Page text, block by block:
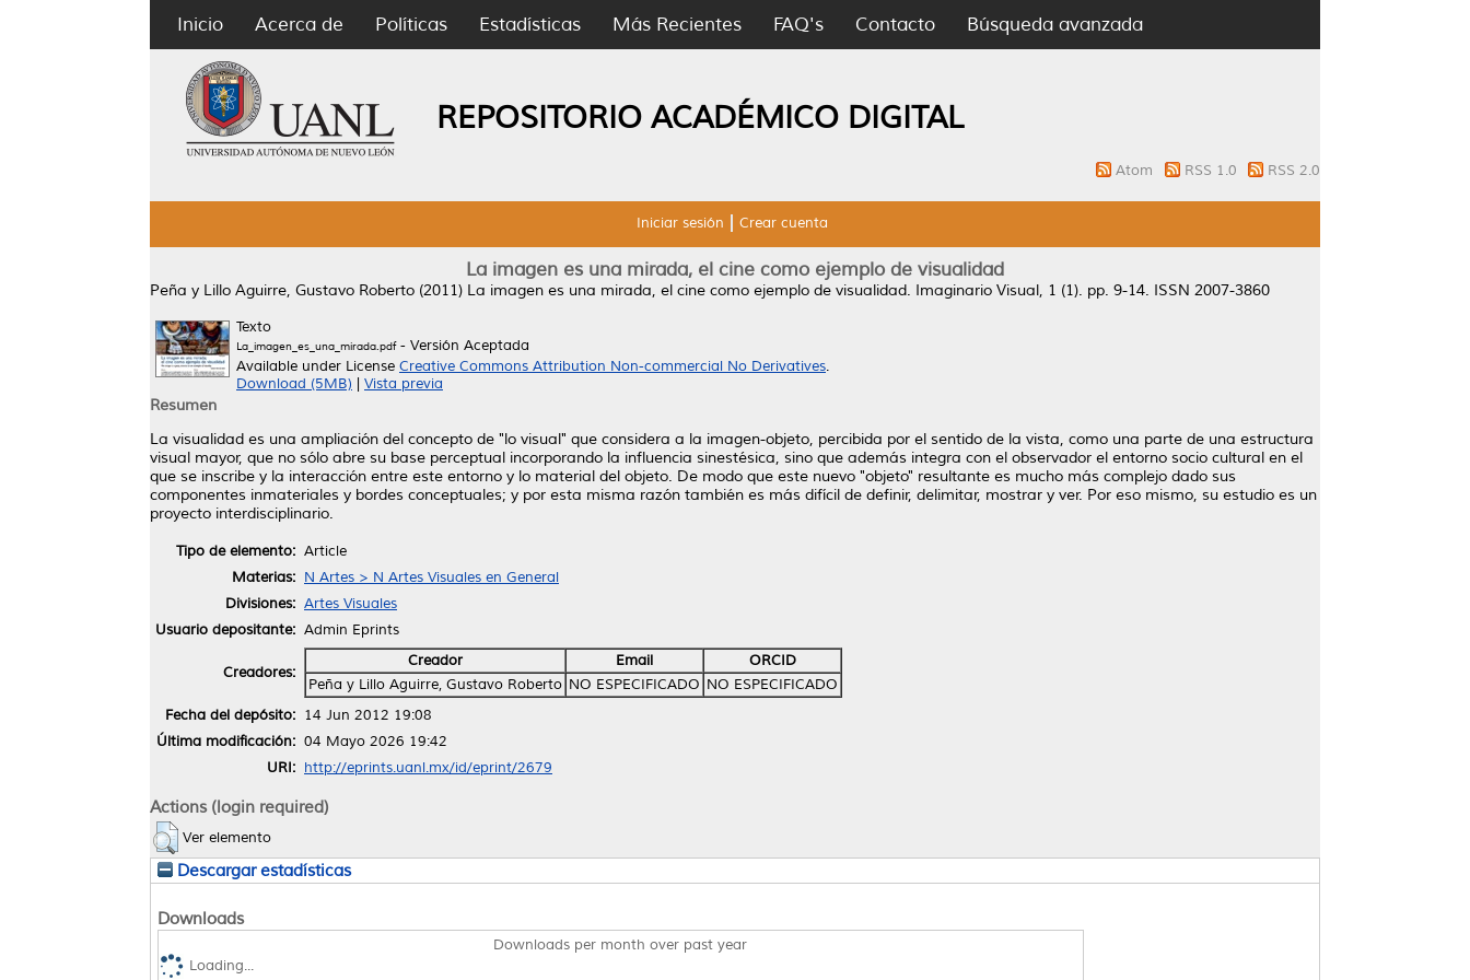
Inicio Acerca de Políticas Estadísticas Más Recientes FAQ's Contacto Búsqueda avanzada
REPOSITORIO ACADÉMICO DIGITAL
Atom RSS 1.0 RSS 2.0
Iniciar sesión Crear cuenta
La imagen es una mirada, el cine como ejemplo de visualidad
Peña y Lillo Aguirre, Gustavo Roberto (2011) La imagen es una mirada, el cine como ejemplo de visualidad. Imaginario Visual, 1 (1). pp. 9-14. ISSN 2007-3860
Texto
La_imagen_es_una_mirada.pdf- Versión Aceptada
Available under License Creative Commons Attribution Non-commercial No Derivatives.
Download (5MB)
Vista previa
Resumen
La visualidad es una ampliación del concepto de "lo visual" que considera a la imagen-objeto, percibida por el sentido de la vista, como una parte de una estructura
visual mayor, que no sólo abre su base perceptual incorporando la influencia sinestésica, sino que además integra con el observador el entorno socio cultural en el
que se inscribe y la interacción entre este entorno y lo material del objeto. De modo que este nuevo "objeto" resultante es mucho más complejo dado sus
componentes inmateriales y bordes conceptuales; y por esta misma razón también es más difícil de definir, delimitar, mostrar y ver. Por eso mismo, su estudio es un
proyecto interdisciplinario.
Tipo de elemento: Article
Materias: N Artes > N Artes Visuales en General
Divisiones: Artes Visuales
Usuario depositante: Admin Eprints
Creadores:
Creador Email
ORCID
Peña y Lillo Aguirre, Gustavo Roberto NO ESPECIFICADO NO ESPECIFICADO
Fecha del depósito: 14 Jun 2012 19:08
Última modificación: 04 Mayo 2026 19:42
URI: http://eprints.uanl.mx/id/eprint/2679
Actions (login required)
Ver elemento
Descargar estadísticas
Downloads
Downloads per month over past year
Loading...